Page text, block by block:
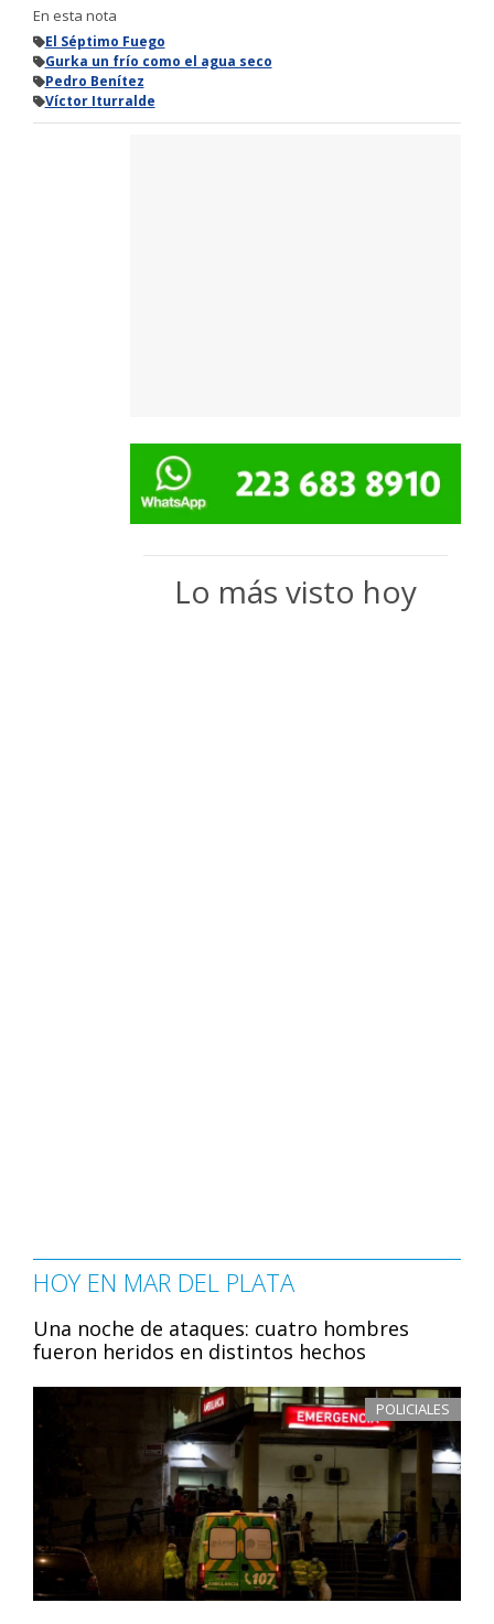
En esta nota
El Séptimo Fuego
Gurka un frío como el agua seco
Pedro Benítez
Víctor Iturralde
Lo más visto hoy
HOY EN MAR DEL PLATA
Una noche de ataques: cuatro hombres
fueron heridos en distintos hechos
POLICIALES